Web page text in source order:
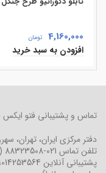
4,160,000 تومان
افزودن به سبد خرید
تماس و پشتیبانی فتو
دفتر مرکزی ایران، تهران،
تلفن تماس 021-88323508
پشتیبانی آنلاین